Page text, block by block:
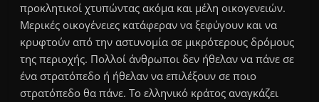
προκλητικοί χτυπώντας ακόμα και μέλη οικογενειών.
Μερικές οικογένειες κατάφεραν να ξεφύγουν και να
κρυφτούν από την αστυνομία σε μικρότερους δρόμους
της περιοχής. Πολλοί άνθρωποι δεν ήθελαν να πάνε σε
ένα στρατόπεδο ή ήθελαν να επιλέξουν σε ποιο
στρατόπεδο θα πάνε. Το ελληνικό κράτος αναγκάζει